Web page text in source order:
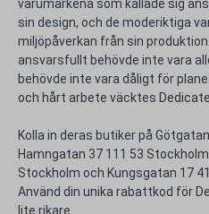
varumärkena som kallade sig
sin design, och de moderiktiga
miljöpåverkan från sin
ansvarsfullt behövde inte vara
behövde inte vara dåligt för
och hårt arbete väcktes
Kolla in deras butiker på
Hamngatan 37 111 53
Stockholm och Kungsgatan 17
Använd din unika rabattkod för
lite rikare.